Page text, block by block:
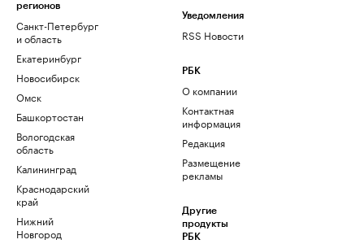
регионов
Санкт-Петербург
и область
Екатеринбург
Новосибирск
Омск
Башкортостан
Вологодская
область
Калининград
Краснодарский
край
Нижний
Новгород
Уведомления
RSS Новости
РБК
О компании
Контактная
информация
Редакция
Размещение
рекламы
Другие
продукты
РБК